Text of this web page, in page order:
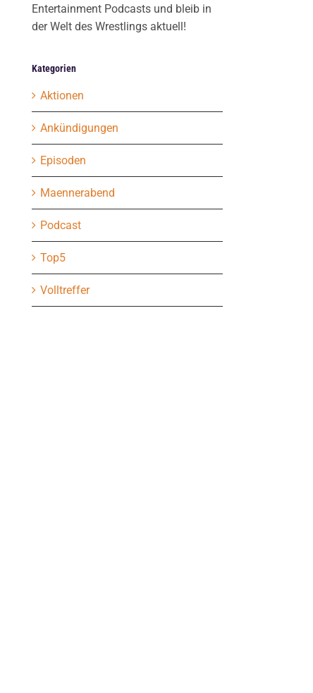
Entertainment Podcasts und bleib in
der Welt des Wrestlings aktuell!
Kategorien
Aktionen
Ankündigungen
Episoden
Maennerabend
Podcast
Top5
Volltreffer